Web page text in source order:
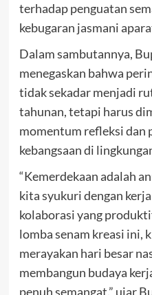
terhadap penguatan
kebugaran jasmani
Dalam sambutannya,
menegaskan bahwa
tidak sekadar menjadi
tahunan, tetapi harus
momentum refleksi dan
kebangsaan di
“Kemerdekaan adalah
kita syukuri dengan
kolaborasi yang
lomba senam kreasi ini,
merayakan hari besar
membangun budaya
penuh semangat,” ujar